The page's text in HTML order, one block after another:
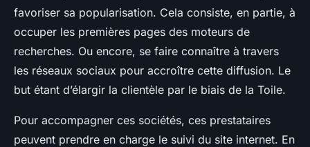
favoriser sa popularisation. Cela consiste, en partie, à
occuper les premières pages des moteurs de
recherches. Ou encore, se faire connaître à travers
les réseaux sociaux pour accroître cette diffusion. Le
but étant d’élargir la clientèle par le biais de la Toile.
Pour accompagner ces sociétés, ces prestataires
peuvent prendre en charge le suivi du site internet. En